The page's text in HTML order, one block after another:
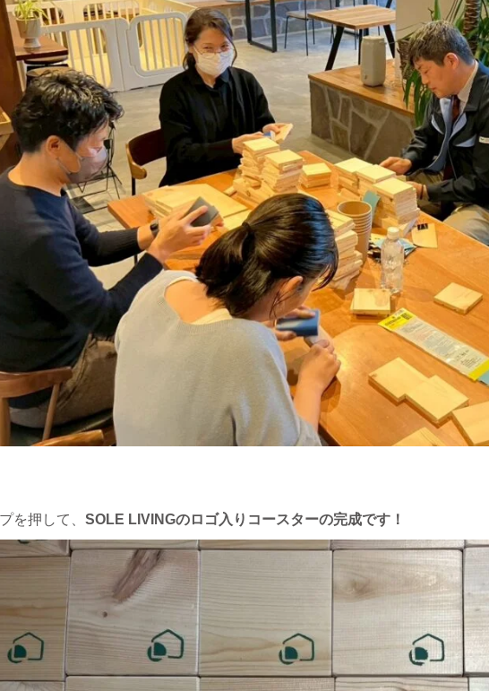
を押して、 SOLE LIVINGのロゴ入りコースターの完成です！